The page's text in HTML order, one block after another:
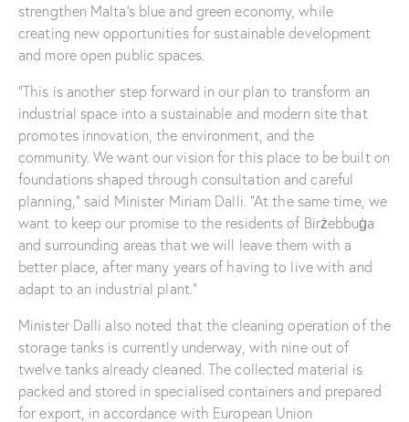
strengthen Malta’s blue and green economy, while
creating new opportunities for sustainable development
and more open public spaces.
“This is another step forward in our plan to transform an
industrial space into a sustainable and modern site that
promotes innovation, the environment, and the
community. We want our vision for this place to be built on
foundations shaped through consultation and careful
planning,” said Minister Miriam Dalli. “At the same time, we
want to keep our promise to the residents of Birżebbuġa
and surrounding areas that we will leave them with a
better place, after many years of having to live with and
adapt to an industrial plant.”
Minister Dalli also noted that the cleaning operation of the
storage tanks is currently underway, with nine out of
twelve tanks already cleaned. The collected material is
packed and stored in specialised containers and prepared
for export, in accordance with European Union